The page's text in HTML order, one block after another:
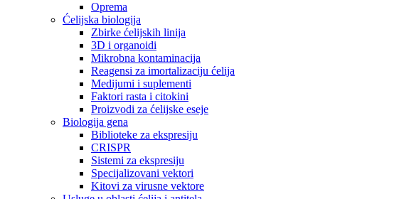
Oprema
Ćelijska biologija
Zbirke ćelijskih linija
3D i organoidi
Mikrobna kontaminacija
Reagensi za imortalizaciju ćelija
Medijumi i suplementi
Faktori rasta i citokini
Proizvodi za ćelijske eseje
Biologija gena
Biblioteke za ekspresiju
CRISPR
Sistemi za ekspresiju
Specijalizovani vektori
Kitovi za virusne vektore